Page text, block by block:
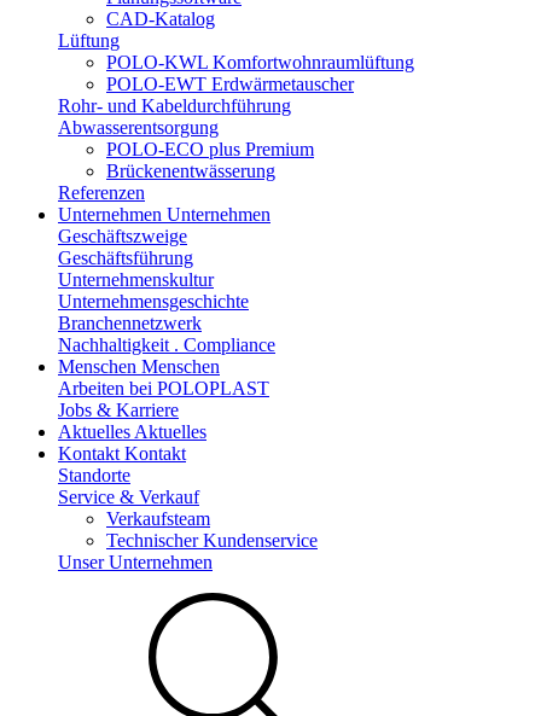
CAD-Katalog
Lüftung
POLO-KWL Komfortwohnraumlüftung
POLO-EWT Erdwärmetauscher
Rohr- und Kabeldurchführung
Abwasserentsorgung
POLO-ECO plus Premium
Brückenentwässerung
Referenzen
Unternehmen Unternehmen
Geschäftszweige
Geschäftsführung
Unternehmenskultur
Unternehmensgeschichte
Branchennetzwerk
Nachhaltigkeit . Compliance
Menschen Menschen
Arbeiten bei POLOPLAST
Jobs & Karriere
Aktuelles Aktuelles
Kontakt Kontakt
Standorte
Service & Verkauf
Verkaufsteam
Technischer Kundenservice
Unser Unternehmen